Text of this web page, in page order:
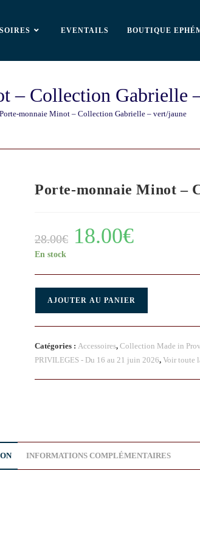
EVENTAILS BOUTIQUE
– Collection Gabrielle
Porte-monnaie Minot – Collection Gabrielle – vert/jaune
Porte-monnaie Minot –
28.00€ 18.00€
En stock
AJOUTER AU PANIER
Catégories : Accessoires, Collection Made in
PRIVILEGES - Du 16 au 21 juin 2026, Voir toute
INFORMATIONS COMPLÉMENTAIRES